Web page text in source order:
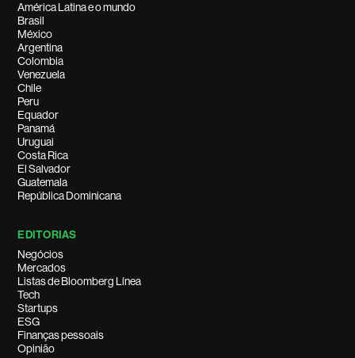
América Latina e o mundo
Brasil
México
Argentina
Colombia
Venezuela
Chile
Peru
Equador
Panamá
Uruguai
Costa Rica
El Salvador
Guatemala
República Dominicana
EDITORIAS
Negócios
Mercados
Listas de Bloomberg Línea
Tech
Startups
ESG
Finanças pessoais
Opinião